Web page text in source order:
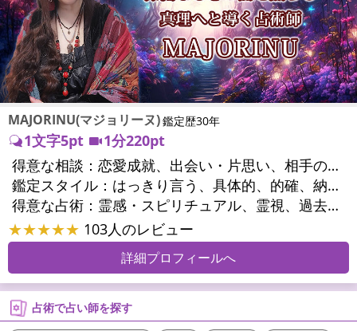
MAJORINU(マジョリーヌ)鑑定歴30年
1文字5pt
1分220pt
得意な相談：
恋愛成就、出会い・片思い、相手の気持ち、相性、縁結び、結婚、男心・女心、二人の今後、複雑な恋愛、三角関係、略奪愛、浮気、不倫、復活愛、復縁、離婚、同性愛・LGBT、人間関係、職場の人間関係、対人関係、仕事運、適職、天職、転職、進路、就職、人生全般、使命、経営相談、人事、開業、夢、目標、ビジネスチャンス、ビジネスパートナー、パワーハラスメント、セクシャルハラスメント、家族関係、夫婦関係、家庭問題、夫婦問題、親族問題、育児・子育て、シングルマザー、ドメスティックバイオレンス、相続関係、精神問題、心の問題、うつ、トラウマ、ストレス、いじめ、人生相談、霊的問題、魂の本質、前世、ペットの気持ち、パワーストーン選択、引越し・転居、方位、健康運、金運、金銭トラブル、ご近所問題、縁切り
鑑定スタイル：
はっきり言う、具体的、的確、納得感、情報量が多い、友達のように相談できる、聞き上手、とても話しやすい、じっくり聞いてくれる、愛にあふれ温かい、深く濃厚、勇気をくれる、前向き・元気になれる、実力派
得意な占術：
霊感・スピリチュアル、霊視、過去視、未来予知、前世・来世、波動修正、オーラ、エネルギー調整、ソウルメイト、チャネリング、ペットの気持ち、タロット、オラクルカード、風水、姓名判断、九星気学、四柱推命、占星術、数秘術、カラー診断、易学、祈祷、祈願、縁結び、縁切り、ダウジング、ルーン、パワーストーン、カウンセリング、オリジナル占術、ルノルマンカード
★★★★★ 103人のレビュー
詳細プロフィールへ
占術で占い師を探す